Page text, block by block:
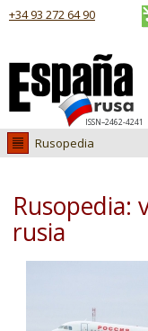
ISSN–2462-4241
+34 93 272 64 90
Rusopedia
Visados
Inmobiliaria
Rusopedia:
rusia